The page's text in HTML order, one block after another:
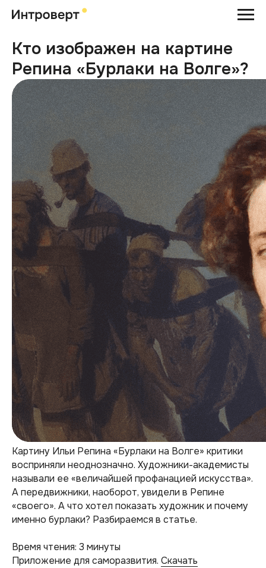
Кто изображен на картине
Репина «Бурлаки на Волге»?
Картину Ильи Репина «Бурлаки на Волге» критики
восприняли неоднозначно. Художники-академисты
называли ее «величайшей профанацией искусства».
А передвижники, наоборот, увидели в Репине
«своего». А что хотел показать художник и почему
именно бурлаки? Разбираемся в статье.
Время чтения: 3 минуты
Приложение для саморазвития. Скачать